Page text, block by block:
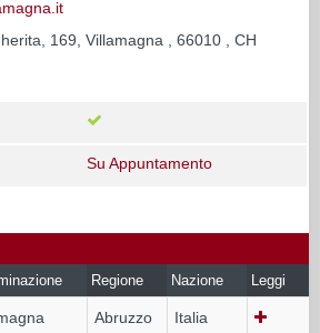
169, Villamagna , 66010 , CH
Su Appuntamento
Regione Nazione Leggi
Abruzzo Italia